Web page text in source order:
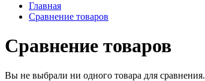
Главная
Сравнение товаров
Сравнение товаров
Вы не выбрали ни одного товара для сравнения.